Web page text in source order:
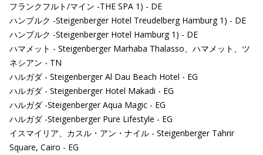
フランクフルト/マイン -THE SPA 1) - DE
ハンブルク -Steigenberger Hotel Treudelberg Hamburg 1) - DE
ハンブルク -Steigenberger Hotel Hamburg 1) - DE
ハマメット - Steigenberger Marhaba Thalasso、ハマメット、ツ
ネシアン - TN
ハルガダ - Steigenberger Al Dau Beach Hotel - EG
ハルガダ - Steigenberger Hotel Makadi - EG
ハルガダ -Steigenberger Aqua Magic - EG
ハルガダ -Steigenberger Pure Lifestyle - EG
イスマイリア、カスル・アン・ナイル - Steigenberger Tahrir
Square, Cairo - EG